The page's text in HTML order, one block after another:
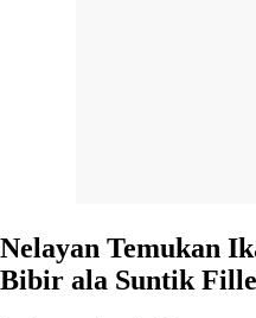
Nelayan Temukan
Bibir ala Suntik